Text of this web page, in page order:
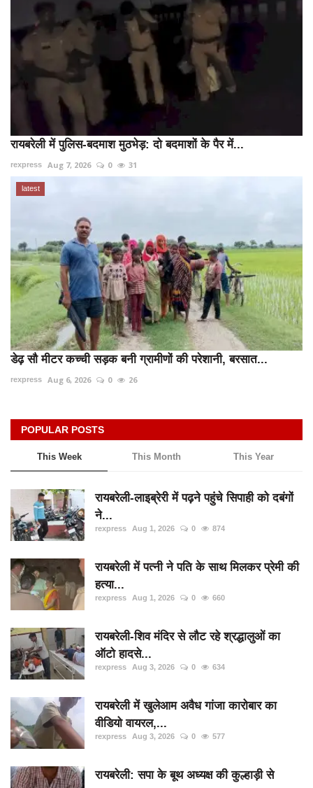
रायबरेली में पुलिस-बदमाश मुठभेड़: दो बदमाशों के पैर में...
rexpress Aug 7, 2026 0 31
latest
डेढ़ सौ मीटर कच्ची सड़क बनी ग्रामीणों की परेशानी, बरसात...
rexpress Aug 6, 2026 0 26
POPULAR POSTS
This Week This Month This Year
रायबरेली-लाइब्रेरी में पढ़ने पहुंचे सिपाही को दबंगों
ने...
rexpress Aug 1, 2026 0 874
रायबरेली में पत्नी ने पति के साथ मिलकर प्रेमी की
हत्या...
rexpress Aug 1, 2026 0 660
रायबरेली-शिव मंदिर से लौट रहे श्रद्धालुओं का
ऑटो हादसे...
rexpress Aug 3, 2026 0 634
रायबरेली में खुलेआम अवैध गांजा कारोबार का
वीडियो वायरल,...
rexpress Aug 3, 2026 0 577
रायबरेली: सपा के बूथ अध्यक्ष की कुल्हाड़ी से